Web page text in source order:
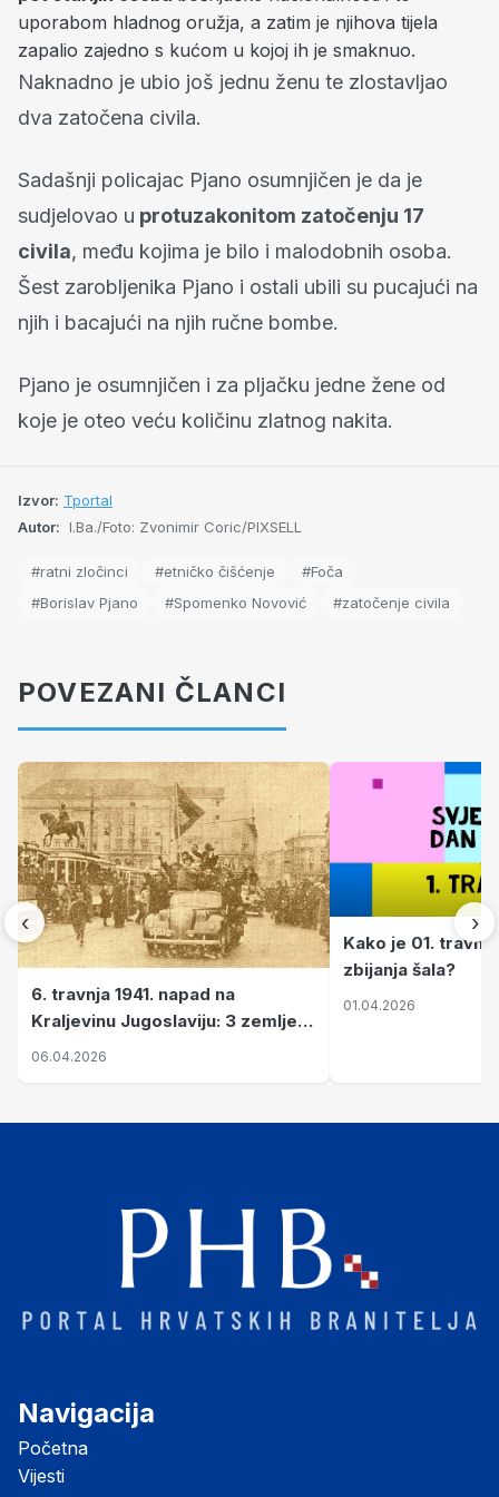
uporabom hladnog oružja, a zatim je njihova tijela
zapalio zajedno s kućom u kojoj ih je smaknuo.
Naknadno je ubio još jednu ženu te zlostavljao
dva zatočena civila.
Sadašnji policajac Pjano osumnjičen je da je
sudjelovao u protuzakonitom zatočenju 17
civila, među kojima je bilo i malodobnih osoba.
Šest zarobljenika Pjano i ostali ubili su pucajući na
njih i bacajući na njih ručne bombe.
Pjano je osumnjičen i za pljačku jedne žene od
koje je oteo veću količinu zlatnog nakita.
Izvor: Tportal
Autor: I.Ba./Foto: Zvonimir Coric/PIXSELL
#ratni zločinci #etničko čišćenje
#Foča
#Borislav Pjano
#Spomenko Novović #zatočenje civila
POVEZANI ČLANCI
‹
6. travnja 1941. napad na
Kraljevinu Jugoslaviju: 3 zemlje
nastale njenim raspadom
06.04.2026
Kako je 01.
zbijanja šala?
01.04.2026
›
Navigacija
Početna
Vijesti